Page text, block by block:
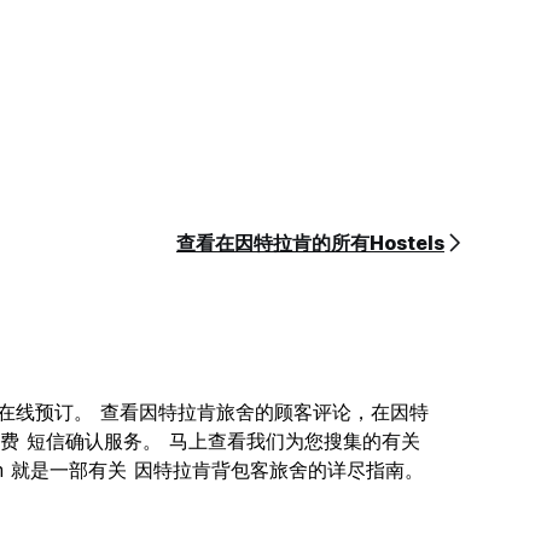
查看在因特拉肯的所有Hostels
预订。 查看因特拉肯旅舍的顾客评论，在因特
短信确认服务。 马上查看我们为您搜集的有关
是一部有关 因特拉肯背包客旅舍的详尽指南。